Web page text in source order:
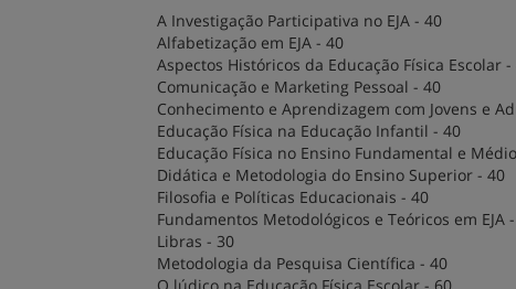
A Investigação Participativa no EJA - 40
Alfabetização em EJA - 40
Aspectos Históricos da Educação Física Escolar -
Comunicação e Marketing Pessoal - 40
Conhecimento e Aprendizagem com Jovens e
Educação Física na Educação Infantil - 40
Educação Física no Ensino Fundamental e
Didática e Metodologia do Ensino Superior - 40
Filosofia e Políticas Educacionais - 40
Fundamentos Metodológicos e Teóricos em EJA
Libras - 30
Metodologia da Pesquisa Científica - 40